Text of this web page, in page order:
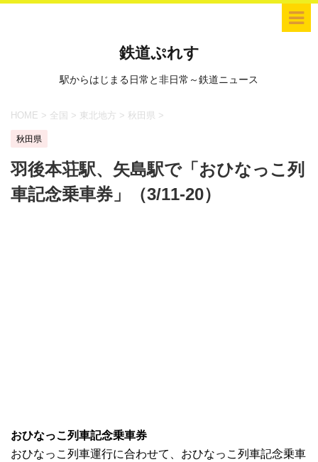
鉄道ぷれす
駅からはじまる日常と非日常～鉄道ニュース
HOME > 全国 > 東北地方 > 秋田県 >
秋田県
羽後本荘駅、矢島駅で「おひなっこ列
車記念乗車券」（3/11-20）
おひなっこ列車記念乗車券
おひなっこ列車運行に合わせて、おひなっこ列車記念乗車